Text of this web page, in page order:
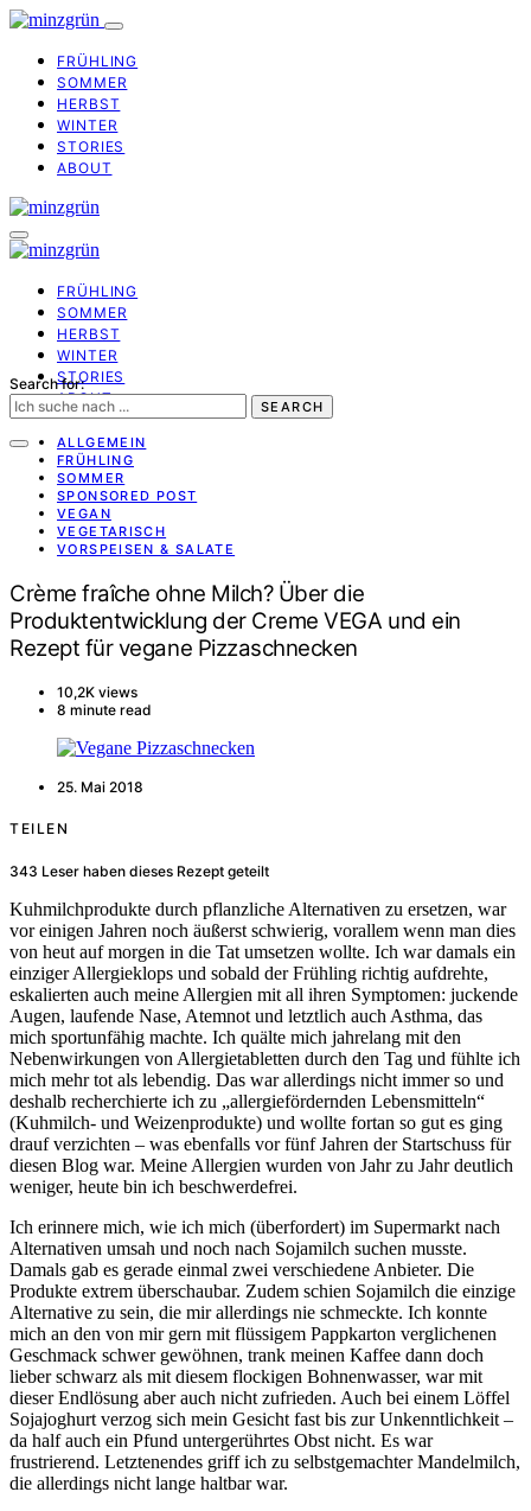
FRÜHLING
SOMMER
HERBST
WINTER
STORIES
ABOUT
FRÜHLING
SOMMER
HERBST
WINTER
STORIES
ABOUT
Search for:
SEARCH
ALLGEMEIN
FRÜHLING
SOMMER
SPONSORED POST
VEGAN
VEGETARISCH
VORSPEISEN & SALATE
Crème fraîche ohne Milch? Über die
Produktentwicklung der Creme VEGA und ein
Rezept für vegane Pizzaschnecken
10,2K views
8 minute read
25. Mai 2018
TEILEN
343 Leser haben dieses Rezept geteilt
Kuhmilchprodukte durch pflanzliche Alternativen zu ersetzen, war
vor einigen Jahren noch äußerst schwierig, vorallem wenn man dies
von heut auf morgen in die Tat umsetzen wollte. Ich war damals ein
einziger Allergieklops und sobald der Frühling richtig aufdrehte,
eskalierten auch meine Allergien mit all ihren Symptomen: juckende
Augen, laufende Nase, Atemnot und letztlich auch Asthma, das
mich sportunfähig machte. Ich quälte mich jahrelang mit den
Nebenwirkungen von Allergietabletten durch den Tag und fühlte ich
mich mehr tot als lebendig. Das war allerdings nicht immer so und
deshalb recherchierte ich zu „allergiefördernden Lebensmitteln“
(Kuhmilch- und Weizenprodukte) und wollte fortan so gut es ging
drauf verzichten – was ebenfalls vor fünf Jahren der Startschuss für
diesen Blog war. Meine Allergien wurden von Jahr zu Jahr deutlich
weniger, heute bin ich beschwerdefrei.
Ich erinnere mich, wie ich mich (überfordert) im Supermarkt nach
Alternativen umsah und noch nach Sojamilch suchen musste.
Damals gab es gerade einmal zwei verschiedene Anbieter. Die
Produkte extrem überschaubar. Zudem schien Sojamilch die einzige
Alternative zu sein, die mir allerdings nie schmeckte. Ich konnte
mich an den von mir gern mit flüssigem Pappkarton verglichenen
Geschmack schwer gewöhnen, trank meinen Kaffee dann doch
lieber schwarz als mit diesem flockigen Bohnenwasser, war mit
dieser Endlösung aber auch nicht zufrieden. Auch bei einem Löffel
Sojajoghurt verzog sich mein Gesicht fast bis zur Unkenntlichkeit –
da half auch ein Pfund untergerührtes Obst nicht. Es war
frustrierend. Letztenendes griff ich zu selbstgemachter Mandelmilch,
die allerdings nicht lange haltbar war.